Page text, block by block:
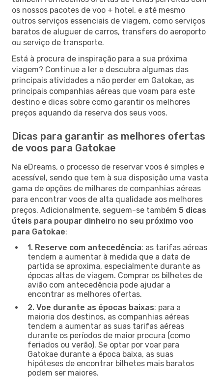
os nossos pacotes de voo + hotel, e até mesmo
outros serviços essenciais de viagem, como serviços
baratos de aluguer de carros, transfers do aeroporto
ou serviço de transporte.
Está à procura de inspiração para a sua próxima
viagem? Continue a ler e descubra algumas das
principais atividades a não perder em Gatokae, as
principais companhias aéreas que voam para este
destino e dicas sobre como garantir os melhores
preços aquando da reserva dos seus voos.
Dicas para garantir as melhores ofertas
de voos para Gatokae
Na eDreams, o processo de reservar voos é simples e
acessível, sendo que tem à sua disposição uma vasta
gama de opções de milhares de companhias aéreas
para encontrar voos de alta qualidade aos melhores
preços. Adicionalmente, seguem-se também 5 dicas
úteis para poupar dinheiro no seu próximo voo
para Gatokae:
1. Reserve com antecedência: as tarifas aéreas
tendem a aumentar à medida que a data de
partida se aproxima, especialmente durante as
épocas altas de viagem. Comprar os bilhetes de
avião com antecedência pode ajudar a
encontrar as melhores ofertas.
2. Voe durante as épocas baixas: para a
maioria dos destinos, as companhias aéreas
tendem a aumentar as suas tarifas aéreas
durante os períodos de maior procura (como
feriados ou verão). Se optar por voar para
Gatokae durante a época baixa, as suas
hipóteses de encontrar bilhetes mais baratos
podem ser maiores.